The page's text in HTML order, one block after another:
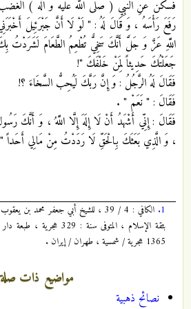
فَسَكَنَ عَنِ النَّبِيِّ ( صلى الله عليه و آله )
رَفَعَ رَأْسَهُ ، وَ قَالَ لَهُ : " لَوْ لَا أَنَّ جَبْرَئِيلَ
اللَّهِ عَزَّ وَ جَلَّ أَنَّكَ سَخِيٌّ تُطْعِمُ الطَّعَامَ لَشَرَدْتُ
جَعَلْتُكَ حَدِيثاً لِمَنْ خَلْفَكَ "!
فَقَالَ لَهُ الرَّجُلُ : وَ إِنَّ رَبَّكَ لَيُحِبُّ السَّخَاءَ ؟!
فَقَالَ : " نَعَمْ " .
فَقَالَ : إِنِّي أَشْهَدُ أَنْ لَا إِلَهَ إِلَّا اللَّهُ ، وَ أَنَّكَ
، وَ الَّذِي بَعَثَكَ بِالْحَقِّ لَا رَدَدْتُ مِنْ مَالِي أَحَداً "
1.
الكافي : 4 / 39 ، للشيخ أبي جعفر محمد بن
بثقة الإسلام ، المتوفى سنة :
1365 هجرية / شمسية ، طهران / إيران .
مواضيع ذات صلة
نصائح ذهبية